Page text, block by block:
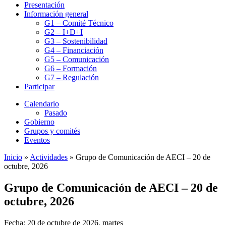
Presentación
Información general
G1 – Comité Técnico
G2 – I+D+I
G3 – Sostenibilidad
G4 – Financiación
G5 – Comunicación
G6 – Formación
G7 – Regulación
Participar
Calendario
Pasado
Gobierno
Grupos y comités
Eventos
Inicio » Actividades » Grupo de Comunicación de AECI – 20 de
octubre, 2026
Grupo de Comunicación de AECI – 20 de
octubre, 2026
Fecha: 20 de octubre de 2026, martes